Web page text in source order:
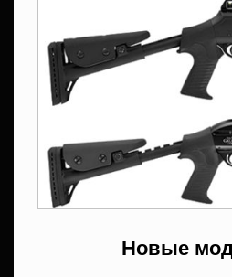
Новые